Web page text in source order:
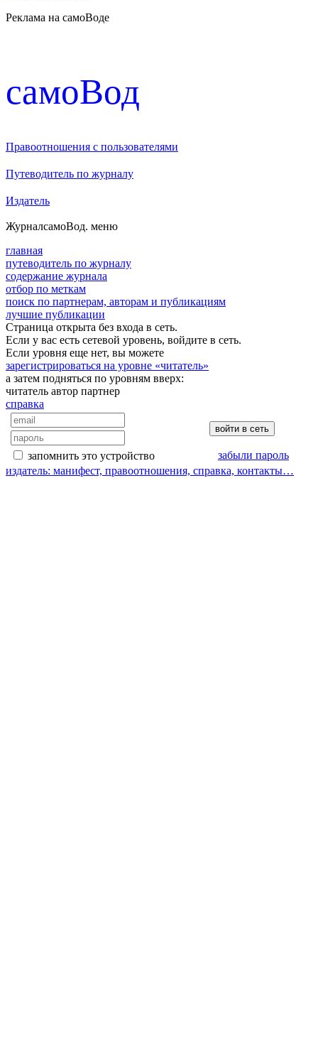
Реклама на самоВоде
cамоВод
Правоотношения с пользователями
Путеводитель по журналу
Издатель
ЖурналсамоВод. меню
главная
путеводитель по журналу
содержание журнала
отбор по меткам
поиск по партнерам, авторам и публикациям
лучшие публикации
Страница открыта без входа в сеть.
Если у вас есть сетевой уровень, войдите в сеть.
Если уровня еще нет, вы можете
зарегистрироваться на уровне «читатель»
а затем подняться по уровням вверх:
читатель автор партнер
справка
запомнить это устройство
забыли пароль
издатель: манифест, правоотношения, справка, контакты…